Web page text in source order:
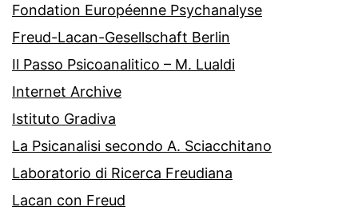
Fondation Européenne Psychanalyse
Freud-Lacan-Gesellschaft Berlin
Il Passo Psicoanalitico – M. Lualdi
Internet Archive
Istituto Gradiva
La Psicanalisi secondo A. Sciacchitano
Laboratorio di Ricerca Freudiana
Lacan con Freud